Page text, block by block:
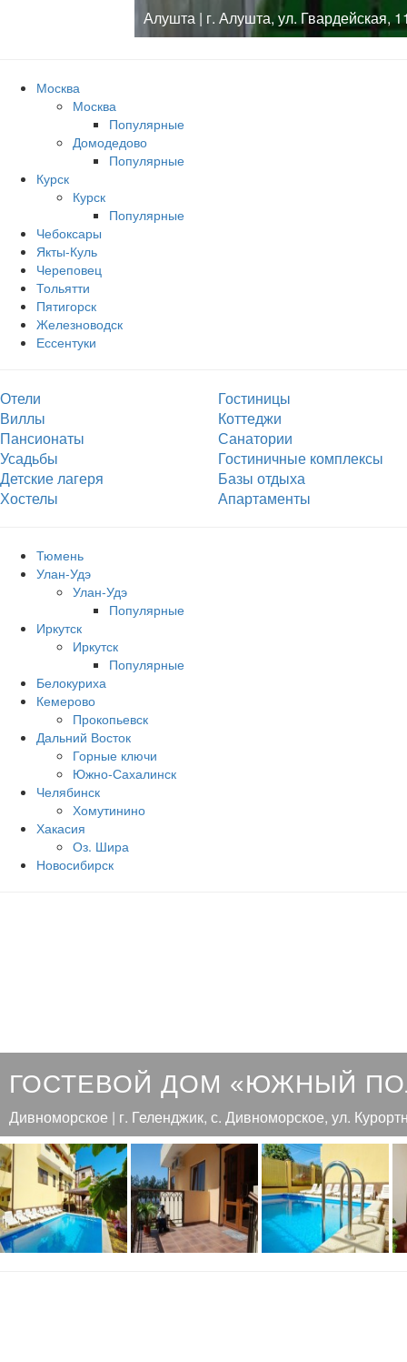
Алушта | г. Алушта, ул. Гвардейская,
Москва
Москва
Популярные
Домодедово
Популярные
Курск
Курск
Популярные
Чебоксары
Якты-Куль
Череповец
Тольятти
Пятигорск
Железноводск
Ессентуки
Отели
Гостиницы
Виллы
Коттеджи
Пансионаты
Санатории
Усадьбы
Гостиничные комплексы
Детские лагеря
Базы отдыха
Хостелы
Апартаменты
Тюмень
Улан-Удэ
Улан-Удэ
Популярные
Иркутск
Иркутск
Популярные
Белокуриха
Кемерово
Прокопьевск
Дальний Восток
Горные ключи
Южно‐Сахалинск
Челябинск
Хомутинино
Хакасия
Оз. Шира
Новосибирск
ГОСТЕВОЙ ДОМ «ЮЖНЫЙ
Дивноморское | г. Геленджик, с. Дивноморское, ул.